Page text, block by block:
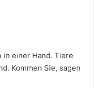
in einer Hand. Tiere
Kommen Sie, sagen